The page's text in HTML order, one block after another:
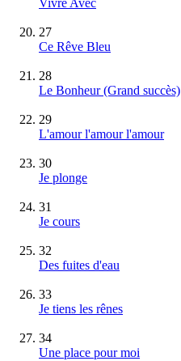
Vivre Avec
27
Ce Rêve Bleu
28
Le Bonheur(Grand succès)
29
L'amour l'amour l'amour
30
Je plonge
31
Je cours
32
Des fuites d'eau
33
Je tiens les rênes
34
Une place pour moi